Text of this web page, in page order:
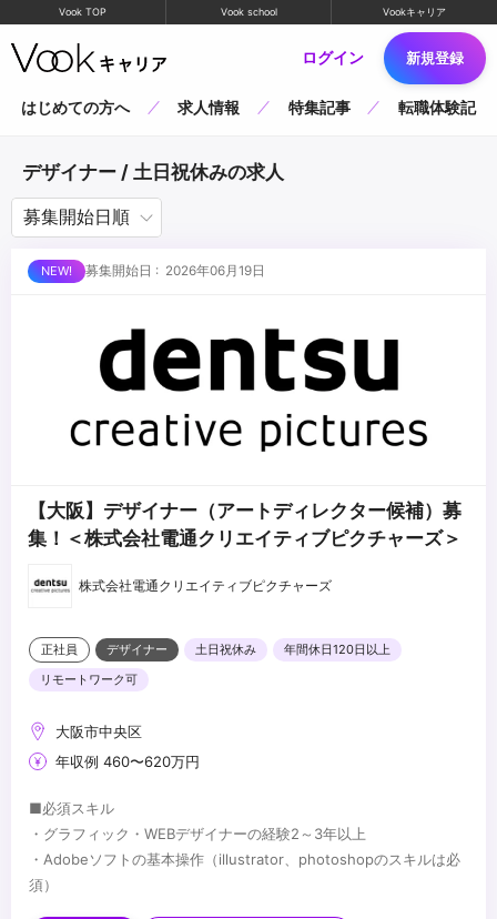
Vook TOP Vook school Vookキャリア
ログイン 新規登録
はじめての方へ 求人情報 特集記事 転職体験記
デザイナー / 土日祝休みの求人
募集開始日 : 2026年06月19日
【大阪】デザイナー（アートディレクター候補）募
集！＜株式会社電通クリエイティブピクチャーズ＞
株式会社電通クリエイティブピクチャーズ
正社員 デザイナー 土日祝休み
年間休日120日以上
リモートワーク可
大阪市中央区
年収例 460〜620万円
■必須スキル
・グラフィック・WEBデザイナーの経験2～3年以上
・Adobeソフトの基本操作（illustrator、photoshopのスキルは必
須）